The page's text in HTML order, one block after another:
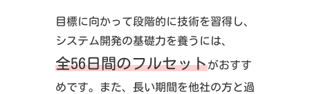
目標に向かって段階的に技術を習得し、
システム開発の基礎力を養うには、
全56日間のフルセットがおすす
めです。また、長い期間を他社の方と過